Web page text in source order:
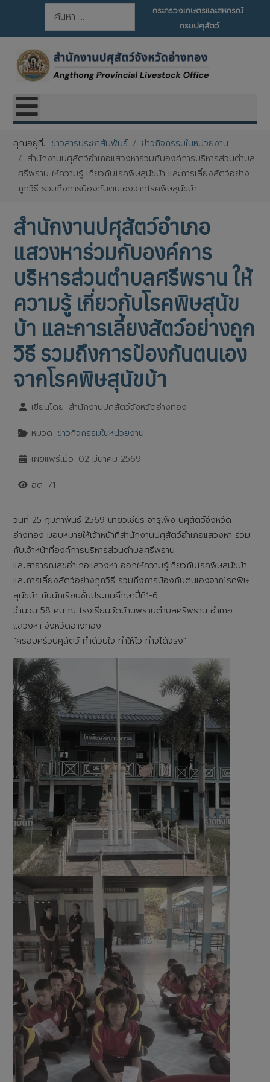
การค้นหา
กระทรวงเกษตรและสหกรณ์
กรมปศุสัตว์
คุณอยู่ที่: ข่าวสารประชาสัมพันธ์
ข่าวกิจกรรมในหน่วยงาน
สำนักงานปศุสัตว์อำเภอแสวงหาร่วมกับองค์การบริหารส่วนตำบล
ศรีพราน ให้ความรู้ เกี่ยวกับโรคพิษสุนัขบ้า และการเลี้ยงสัตว์อย่าง
ถูกวิธี รวมถึงการป้องกันตนเองจากโรคพิษสุนัขบ้า
สำนักงานปศุสัตว์อำเภอ
แสวงหาร่วมกับองค์การ
บริหารส่วนตำบลศรีพราน ให้
ความรู้ เกี่ยวกับโรคพิษสุนัข
บ้า และการเลี้ยงสัตว์อย่างถูก
วิธี รวมถึงการป้องกันตนเอง
จากโรคพิษสุนัขบ้า
เขียนโดย: สำนักงานปศุสัตว์จังหวัดอ่างทอง
หมวด: ข่าวกิจกรรมในหน่วยงาน
เผยแพร่เมื่อ: 02 มีนาคม 2569
ฮิต: 71
วันที่ 25 กุมภาพันธ์ 2569 นายวิเชียร จารุเพ็ง ปศุสัตว์จังหวัด
อ่างทอง มอบหมายให้เจ้าหน้าที่สำนักงานปศุสัตว์อำเภอแสวงหา ร่วม
กับเจ้าหน้าที่องค์การบริหารส่วนตำบลศรีพราน
และสาธารณสุขอำเภอแสวงหา ออกให้ความรู้เกี่ยวกับโรคพิษสุนัขบ้า
และการเลี้ยงสัตว์อย่างถูกวิธี รวมถึงการป้องกันตนเองจากโรคพิษ
สุนัขบ้า กับนักเรียนชั้นประถมศึกษาปี่ที่1-6
จำนวน 58 คน ณ โรงเรียนวัดบ้านพรานตำบลศรีพราน อำเภอ
แสวงหา จังหวัดอ่างทอง
"ครอบครัวปศุสัตว์ ทำด้วยใจ ทำให้ไว ทำจได้จริง"